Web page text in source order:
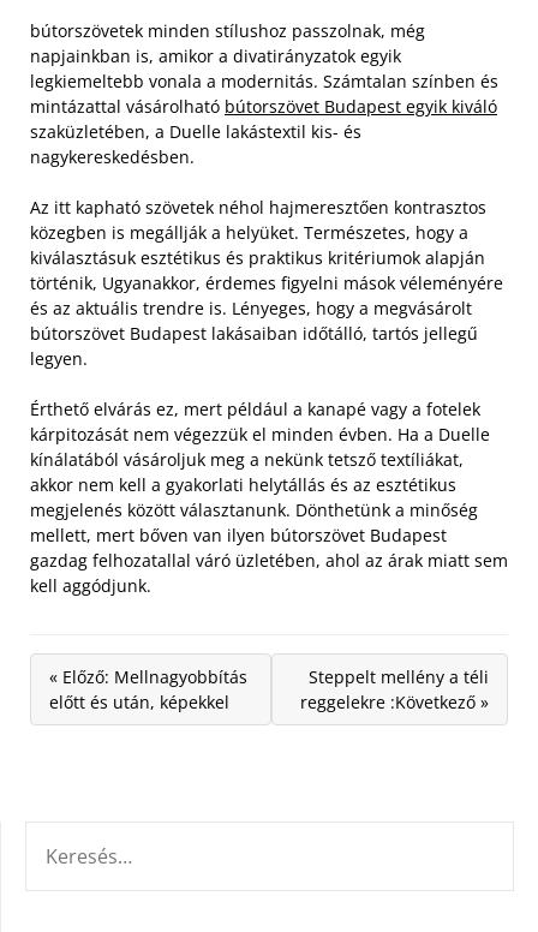
bútorszövetek minden stílushoz passzolnak, még
napjainkban is, amikor a divatirányzatok egyik
legkiemeltebb vonala a modernitás. Számtalan színben és
mintázattal vásárolható bútorszövet Budapest egyik kiváló
szaküzletében, a Duelle lakástextil kis- és
nagykereskedésben.
Az itt kapható szövetek néhol hajmeresztően kontrasztos
közegben is megállják a helyüket. Természetes, hogy a
kiválasztásuk esztétikus és praktikus kritériumok alapján
történik, Ugyanakkor, érdemes figyelni mások véleményére
és az aktuális trendre is. Lényeges, hogy a megvásárolt
bútorszövet Budapest lakásaiban időtálló, tartós jellegű
legyen.
Érthető elvárás ez, mert például a kanapé vagy a fotelek
kárpitozását nem végezzük el minden évben. Ha a Duelle
kínálatából vásároljuk meg a nekünk tetsző textíliákat,
akkor nem kell a gyakorlati helytállás és az esztétikus
megjelenés között választanunk. Dönthetünk a minőség
mellett, mert bőven van ilyen bútorszövet Budapest
gazdag felhozatallal váró üzletében, ahol az árak miatt sem
kell aggódjunk.
« Előző: Mellnagyobbítás
előtt és után, képekkel
Steppelt mellény a téli
reggelekre :Következő »